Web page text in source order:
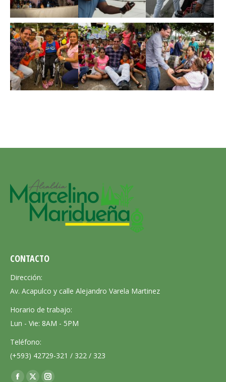
CONTACTO
Dirección:
Av. Acapulco y calle Alejandro Varela Martinez
Horario de trabajo:
Lun - Vie: 8AM - 5PM
Teléfono:
(+593) 42729-321 / 322 / 323
Encuéntranos en: